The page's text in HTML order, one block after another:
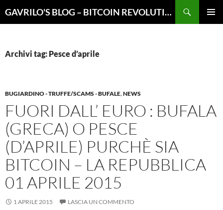
GAVRILO'S BLOG – BITCOIN REVOLUTION
Archivi tag: Pesce d’aprile
BUGIARDINO - TRUFFE/SCAMS - BUFALE,NEWS
FUORI DALL’ EURO : BUFALA
(GRECA) O PESCE
(D’APRILE) PURCHÈ SIA
BITCOIN – LA REPUBBLICA
01 APRILE 2015
1 APRILE 2015 LASCIA UN COMMENTO